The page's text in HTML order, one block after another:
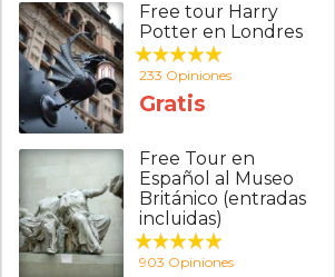
Free tour Harry
Potter en Londres
233 Opiniones
Gratis
Free Tour en
Español al Museo
Británico (entradas
incluidas)
903 Opiniones